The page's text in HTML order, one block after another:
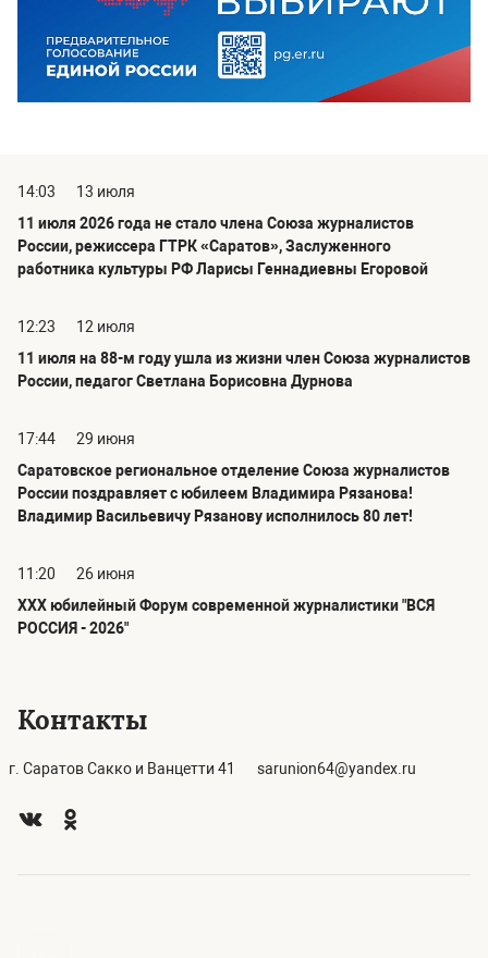
14:03
13 июля
11 июля 2026 года не стало члена Союза журналистов
России, режиссера ГТРК «Саратов», Заслуженного
работника культуры РФ Ларисы Геннадиевны Егоровой
12:23
12 июля
11 июля на 88-м году ушла из жизни член Союза журналистов
России, педагог Светлана Борисовна Дурнова
17:44
29 июня
Саратовское региональное отделение Союза журналистов
России поздравляет с юбилеем Владимира Рязанова!
Владимир Васильевичу Рязанову исполнилось 80 лет!
11:20
26 июня
ХХХ юбилейный Форум современной журналистики "ВСЯ
РОССИЯ - 2026"
Контакты
г. Саратов Сакко и Ванцетти 41 sarunion64@yandex.ru